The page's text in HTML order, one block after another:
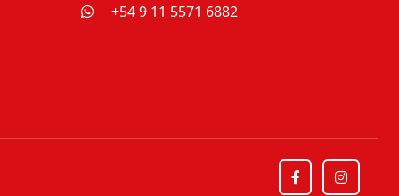
+54 9 11 5571 6882